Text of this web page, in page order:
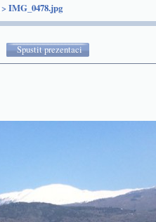
> IMG_0478.jpg
Spustit prezentaci